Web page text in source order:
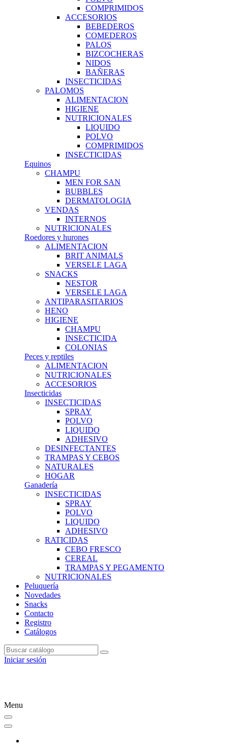
COMPRIMIDOS
ACCESORIOS
BEBEDEROS
COMEDEROS
PALOS
BIZCOCHERAS
NIDOS
BAÑERAS
INSECTICIDAS
PALOMOS
ALIMENTACION
HIGIENE
NUTRICIONALES
LIQUIDO
POLVO
COMPRIMIDOS
INSECTICIDAS
Equinos
CHAMPU
MEN FOR SAN
BUBBLES
DERMATOLOGIA
VENDAS
INTERNOS
NUTRICIONALES
Roedores y hurones
ALIMENTACION
BRIT ANIMALS
VERSELE LAGA
SNACKS
NESTOR
VERSELE LAGA
ANTIPARASITARIOS
HENO
HIGIENE
CHAMPU
INSECTICIDA
COLONIAS
Peces y reptiles
ALIMENTACION
NUTRICIONALES
ACCESORIOS
Insecticidas
INSECTICIDAS
SPRAY
POLVO
LIQUIDO
ADHESIVO
DESINFECTANTES
TRAMPAS Y CEBOS
NATURALES
HOGAR
Ganadería
INSECTICIDAS
SPRAY
POLVO
LIQUIDO
ADHESIVO
RATICIDAS
CEBO FRESCO
CEREAL
TRAMPAS Y PEGAMENTO
NUTRICIONALES
Peluquería
Novedades
Snacks
Contacto
Registro
Catálogos
Iniciar sesión
Menu